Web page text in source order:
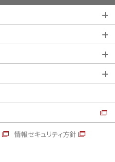
情報セキュリティ方針